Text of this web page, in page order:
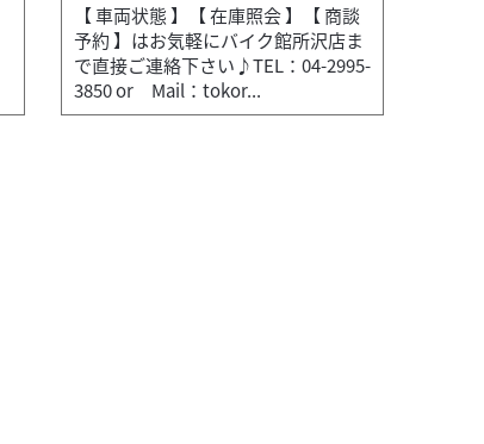
【 車両状態 】【 在庫照会 】【 商談
予約 】はお気軽にバイク館所沢店ま
で直接ご連絡下さい♪TEL：04-2995-
3850 or Mail：tokor...